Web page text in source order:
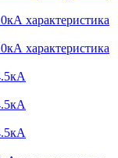
характеристика
характеристика